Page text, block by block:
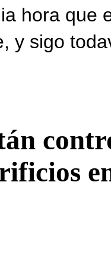
hora que
y sigo